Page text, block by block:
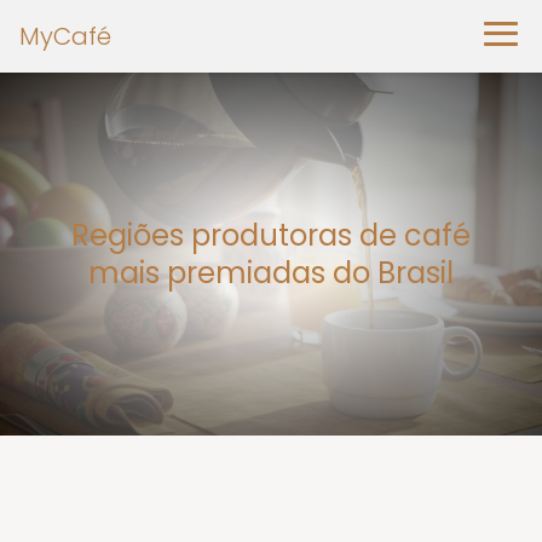
MyCafé
Regiões produtoras de café
mais premiadas do Brasil